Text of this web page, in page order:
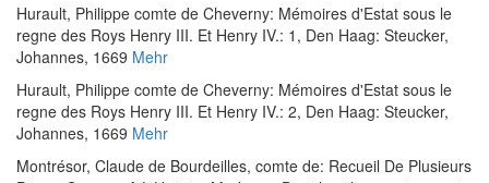
Hurault, Philippe comte de Cheverny: Mémoires d'Estat sous le
regne des Roys Henry III. Et Henry IV.: 1 , Den Haag: Steucker,
Johannes, 1669 Mehr
Hurault, Philippe comte de Cheverny: Mémoires d'Estat sous le
regne des Roys Henry III. Et Henry IV.: 2, Den Haag: Steucker,
Johannes, 1669 Mehr
Montrésor, Claude de Bourdeilles, comte de: Recueil De Plusieurs